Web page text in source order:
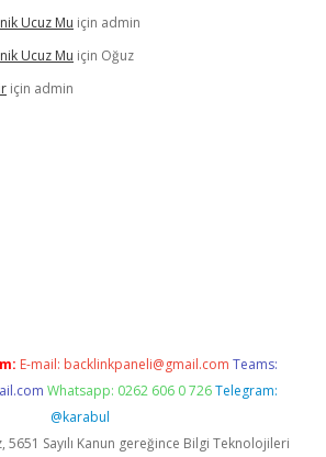
Ucuz Mu için admin
Ucuz Mu için Oğuz
için admin
E-mail: backlinkpaneli@gmail.com Teams:
Whatsapp: 0262 606 0 726 Telegram:
@karabul
5651 Sayılı Kanun gereğince Bilgi Teknolojileri